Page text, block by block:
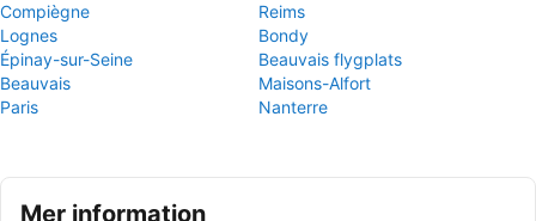
Compiègne
Reims
Lognes
Bondy
Épinay-sur-Seine
Beauvais flygplats
Beauvais
Maisons-Alfort
Paris
Nanterre
Mer information